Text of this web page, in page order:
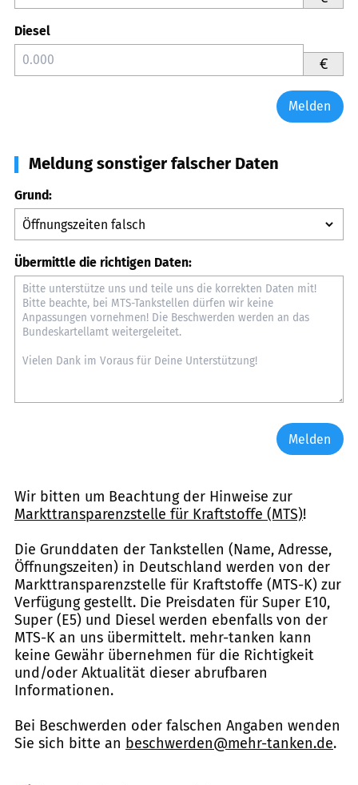
Diesel
€
Melden
Meldung sonstiger falscher Daten
Grund:
Übermittle die richtigen Daten:
Melden
Wir bitten um Beachtung der Hinweise zur
Markttransparenzstelle für Kraftstoffe (MTS)!
Die Grunddaten der Tankstellen (Name, Adresse,
Öffnungszeiten) in Deutschland werden von der
Markttransparenzstelle für Kraftstoffe (MTS-K) zur
Verfügung gestellt. Die Preisdaten für Super E10,
Super (E5) und Diesel werden ebenfalls von der
MTS-K an uns übermittelt. mehr-tanken kann
keine Gewähr übernehmen für die Richtigkeit
und/oder Aktualität dieser abrufbaren
Informationen.
Bei Beschwerden oder falschen Angaben wenden
Sie sich bitte an beschwerden@mehr-tanken.de.